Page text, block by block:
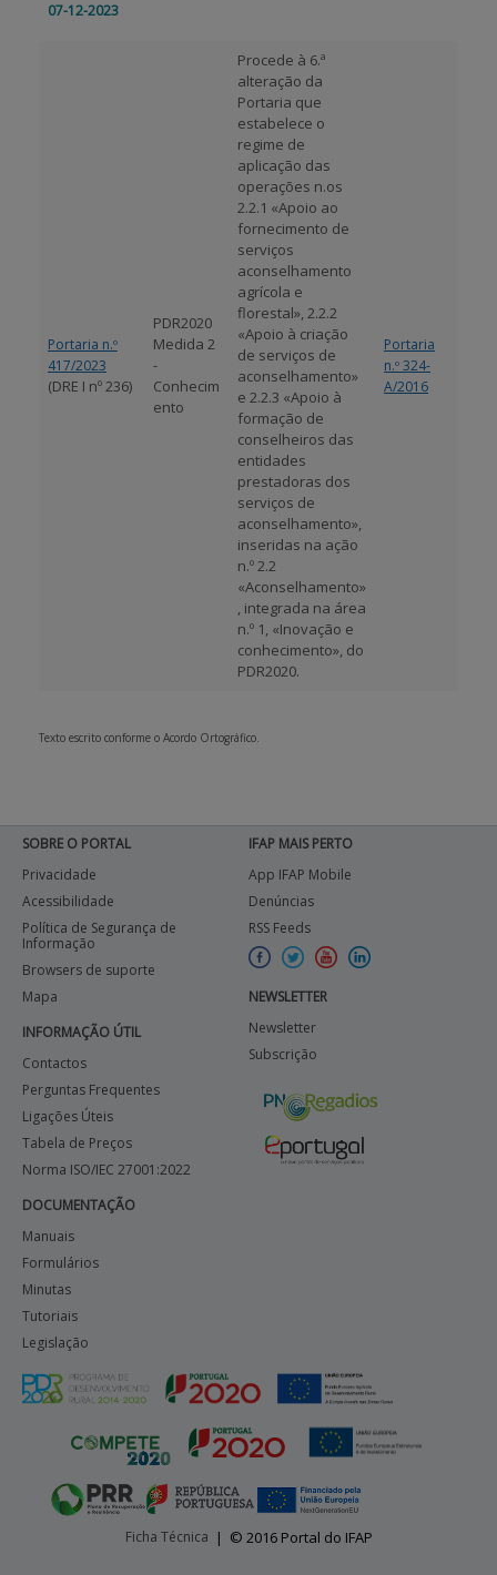
07-12-2023
Portaria n.º
417/2023
(DRE I nº 236)
PDR2020
Medida 2
-
Conhecim
ento
Procede à 6.ª
alteração da
Portaria que
estabelece o
regime de
aplicação das
operações n.os
2.2.1 «Apoio ao
fornecimento de
serviços
aconselhamento
agrícola e
florestal», 2.2.2
«Apoio à criação
de serviços de
aconselhamento»
e 2.2.3 «Apoio à
formação de
conselheiros das
entidades
prestadoras dos
serviços de
aconselhamento»,
inseridas na ação
n.º 2.2
«Aconselhamento»
, integrada na área
n.º 1, «Inovação e
conhecimento», do
PDR2020.
Portaria
n.º 324-
A/2016
Texto escrito conforme o Acordo Ortográfico.
SOBRE O PORTAL
Privacidade
Acessibilidade
Política de Segurança de
Informação
Browsers de suporte
Mapa
INFORMAÇÃO ÚTIL
Contactos
Perguntas Frequentes
Ligações Úteis
Tabela de Preços
Norma ISO/IEC 27001:2022
DOCUMENTAÇÃO
Manuais
Formulários
Minutas
Tutoriais
Legislação
IFAP MAIS PERTO
App IFAP Mobile
Denúncias
RSS Feeds
NEWSLETTER
Newsletter
Subscrição
Ficha Técnica | © 2016 Portal do IFAP